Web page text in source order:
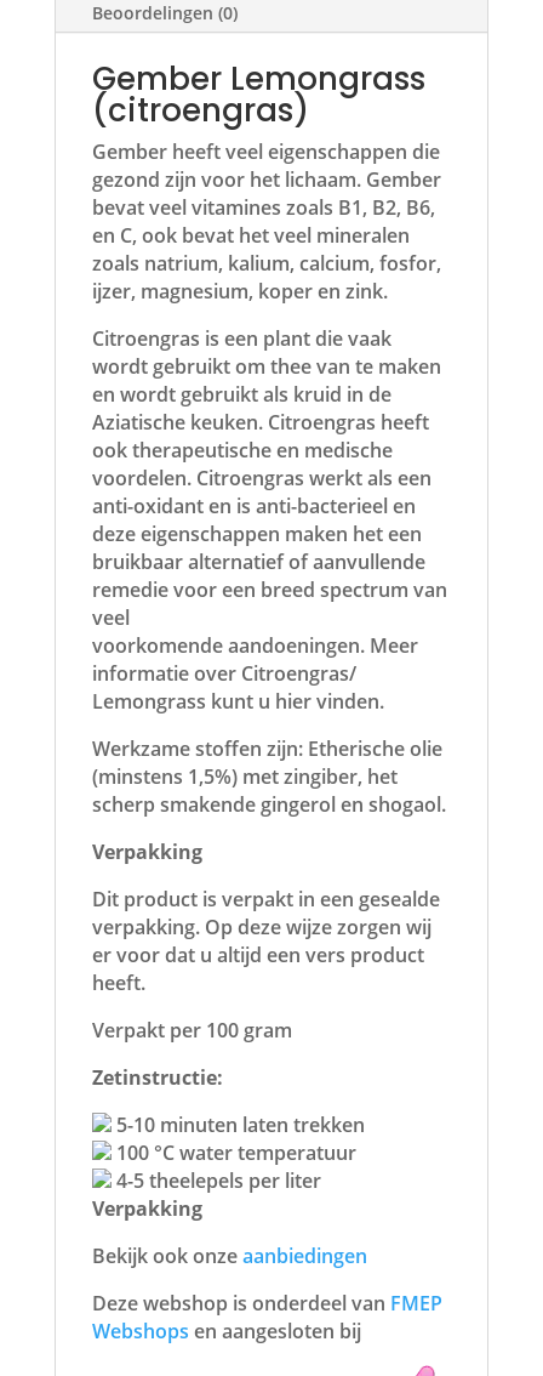
Beoordelingen (0)
Gember Lemongrass
(citroengras)
Gember heeft veel eigenschappen die
gezond zijn voor het lichaam. Gember
bevat veel vitamines zoals B1, B2, B6,
en C, ook bevat het veel mineralen
zoals natrium, kalium, calcium, fosfor,
ijzer, magnesium, koper en zink.
Citroengras is een plant die vaak
wordt gebruikt om thee van te maken
en wordt gebruikt als kruid in de
Aziatische keuken. Citroengras heeft
ook therapeutische en medische
voordelen. Citroengras werkt als een
anti-oxidant en is anti-bacterieel en
deze eigenschappen maken het een
bruikbaar alternatief of aanvullende
remedie voor een breed spectrum van
veel
voorkomende aandoeningen. Meer
informatie over Citroengras/
Lemongrass kunt u hier vinden.
Werkzame stoffen zijn: Etherische olie
(minstens 1,5%) met zingiber, het
scherp smakende gingerol en shogaol.
Verpakking
Dit product is verpakt in een gesealde
verpakking. Op deze wijze zorgen wij
er voor dat u altijd een vers product
heeft.
Verpakt per 100 gram
Zetinstructie:
5-10 minuten laten trekken
100 °C water temperatuur
4-5 theelepels per liter
Verpakking
Bekijk ook onzeaanbiedingen
Deze webshop is onderdeel van FMEP
Webshops en aangesloten bij